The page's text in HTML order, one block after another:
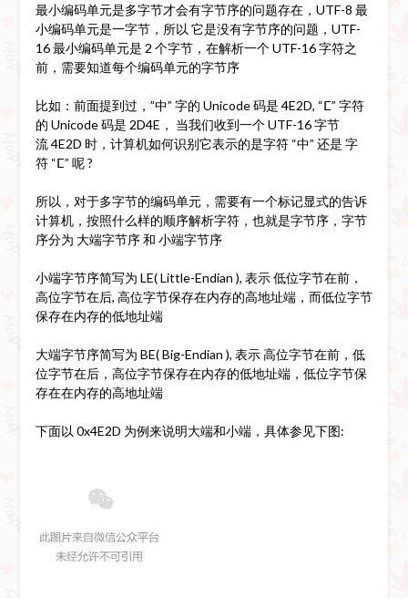
最小编码单元是多字节才会有字节序的问题存在，UTF-8 最
小编码单元是一字节，所以 它是没有字节序的问题，UTF-
16 最小编码单元是 2 个字节，在解析一个 UTF-16 字符之
前，需要知道每个编码单元的字节序
比如：前面提到过，”中” 字的 Unicode 码是 4E2D, “ⵎ” 字符
的 Unicode 码是 2D4E， 当我们收到一个 UTF-16 字节
流 4E2D 时，计算机如何识别它表示的是字符 “中” 还是 字
符 “ⵎ” 呢 ?
所以，对于多字节的编码单元，需要有一个标记显式的告诉
计算机，按照什么样的顺序解析字符，也就是字节序，字节
序分为 大端字节序 和 小端字节序
小端字节序简写为 LE( Little-Endian ), 表示 低位字节在前，
高位字节在后, 高位字节保存在内存的高地址端，而低位字节
保存在内存的低地址端
大端字节序简写为 BE( Big-Endian ), 表示 高位字节在前，低
位字节在后，高位字节保存在内存的低地址端，低位字节保
存在在内存的高地址端
下面以 0x4E2D 为例来说明大端和小端，具体参见下图: